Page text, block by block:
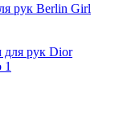
рук Berlin Girl